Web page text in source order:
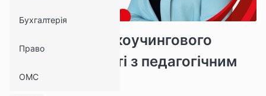
Бухгалтерія
Право
ОМС
Використання коучингового
підходу в роботі з педагогічним
колективом
13662 1565